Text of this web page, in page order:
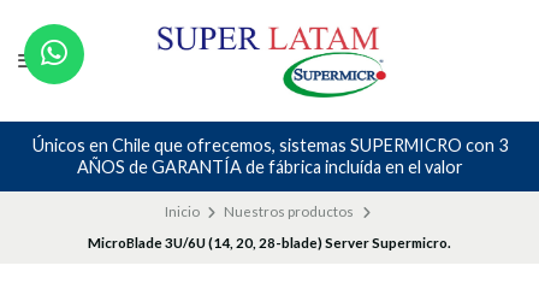
Únicos en Chile que ofrecemos, sistemas SUPERMICRO con 3
AÑOS de GARANTÍA de fábrica incluída en el valor
Inicio
Nuestros productos
MicroBlade 3U/6U (14, 20, 28-blade) Server Supermicro.